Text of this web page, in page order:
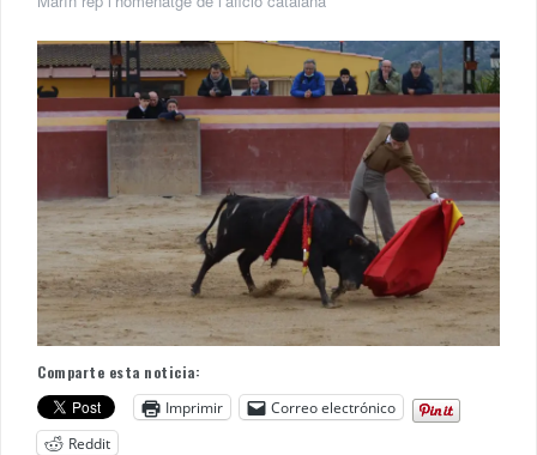
Comparte esta noticia:
Imprimir
Correo electrónico
Reddit